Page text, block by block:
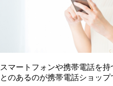
スマートフォンや携帯電話を
とのあるのが携帯電話ショップ